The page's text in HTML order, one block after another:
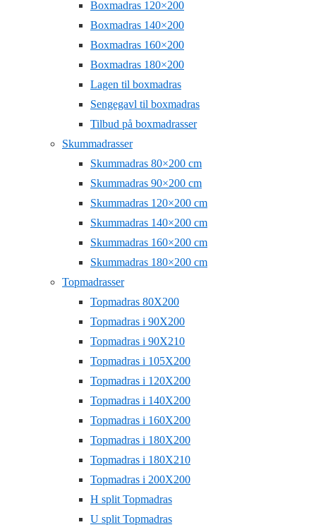
Boxmadras 120×200
Boxmadras 140×200
Boxmadras 160×200
Boxmadras 180×200
Lagen til boxmadras
Sengegavl til boxmadras
Tilbud på boxmadrasser
Skummadrasser
Skummadras 80×200 cm
Skummadras 90×200 cm
Skummadras 120×200 cm
Skummadras 140×200 cm
Skummadras 160×200 cm
Skummadras 180×200 cm
Topmadrasser
Topmadras 80X200
Topmadras i 90X200
Topmadras i 90X210
Topmadras i 105X200
Topmadras i 120X200
Topmadras i 140X200
Topmadras i 160X200
Topmadras i 180X200
Topmadras i 180X210
Topmadras i 200X200
H split Topmadras
U split Topmadras